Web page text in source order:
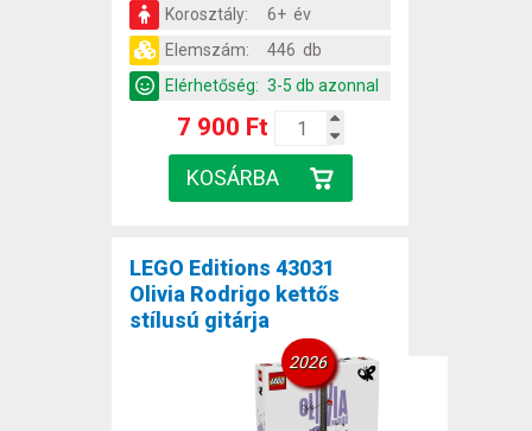
Korosztály:
6+ év
Elemszám:
446 db
Elérhetőség: 3-5 db azonnal
7 900 Ft
LEGO Editions 43031
Olivia Rodrigo kettős
stílusú gitárja
2026